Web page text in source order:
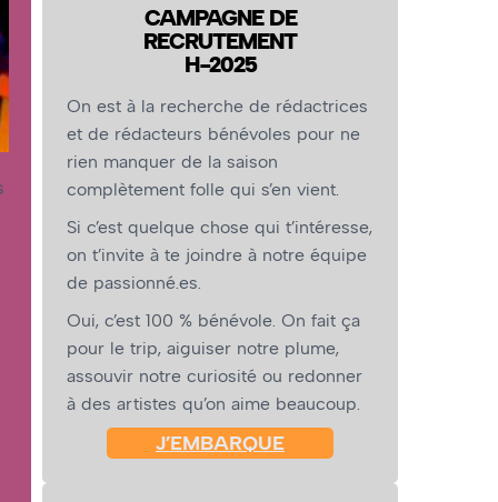
CAMPAGNE DE
RECRUTEMENT
H-2025
On est à la recherche de rédactrices
et de rédacteurs bénévoles pour ne
rien manquer de la saison
complètement folle qui s’en vient.
Si c’est quelque chose qui t’intéresse,
on t’invite à te joindre à notre équipe
de passionné.es.
Oui, c’est 100 % bénévole. On fait ça
pour le trip, aiguiser notre plume,
assouvir notre curiosité ou redonner
à des artistes qu’on aime beaucoup.
J’EMBARQUE